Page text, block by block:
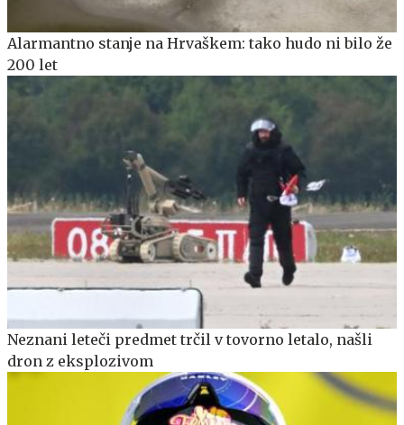
Alarmantno stanje na Hrvaškem: tako hudo ni bilo že
200 let
Neznani leteči predmet trčil v tovorno letalo, našli
dron z eksplozivom